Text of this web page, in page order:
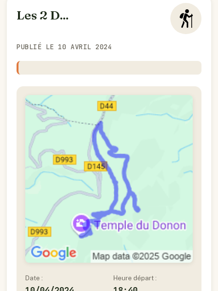
Les 2 D...
PUBLIÉ LE 10 AVRIL 2024
Date : Heure départ :